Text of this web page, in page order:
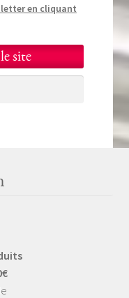
en cliquant
site